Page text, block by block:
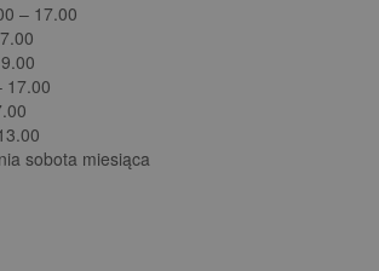
– 17.00
17.00
sobota miesiąca